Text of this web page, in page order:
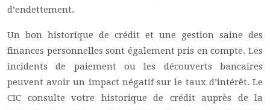
d’endettement.
Un bon historique de crédit et une gestion saine des
finances personnelles sont également pris en compte. Les
incidents de paiement ou les découverts bancaires
peuvent avoir un impact négatif sur le taux d’intérêt. Le
CIC consulte votre historique de crédit auprès de la